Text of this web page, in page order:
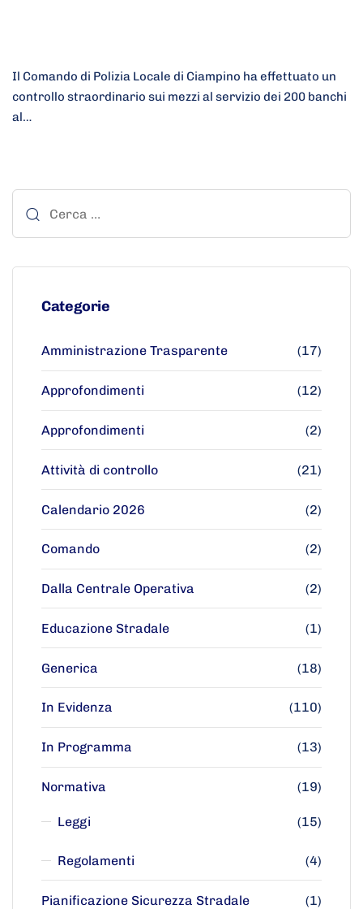
Il Comando di Polizia Locale di Ciampino ha effettuato un
controllo straordinario sui mezzi al servizio dei 200 banchi
al…
Categorie
Amministrazione Trasparente (17)
Approfondimenti (12)
Approfondimenti (2)
Attività di controllo (21)
Calendario 2026 (2)
Comando (2)
Dalla Centrale Operativa (2)
Educazione Stradale (1)
Generica (18)
In Evidenza (110)
In Programma (13)
Normativa (19)
Leggi (15)
Regolamenti (4)
Pianificazione Sicurezza Stradale (1)